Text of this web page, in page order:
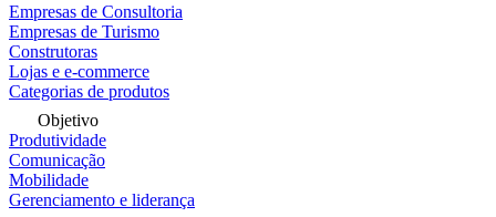
Empresas de Consultoria
Empresas de Turismo
Construtoras
Lojas e e-commerce
Categorias de produtos
Objetivo
Produtividade
Comunicação
Mobilidade
Gerenciamento e liderança